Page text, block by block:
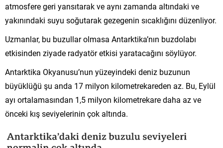
atmosfere geri yansıtarak ve aynı zamanda altındaki ve
yakınındaki suyu soğutarak gezegenin sıcaklığını düzenliyor.
Uzmanlar, bu buzullar olmasa Antarktika’nın buzdolabı
etkisinden ziyade radyatör etkisi yaratacağını söylüyor.
Antarktika Okyanusu’nun yüzeyindeki deniz buzunun
büyüklüğü şu anda 17 milyon kilometrekareden az. Bu, Eylül
ayı ortalamasından 1,5 milyon kilometrekare daha az ve
önceki kış seviyelerinin çok altında.